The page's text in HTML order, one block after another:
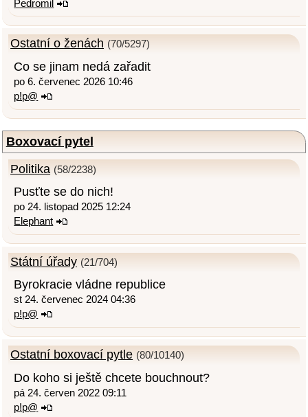
Pedromil
Ostatní o ženách (70/5297)
Co se jinam nedá zařadit
po 6. červenec 2026 10:46
p!p@
Boxovací pytel
Politika (58/2238)
Pusťte se do nich!
po 24. listopad 2025 12:24
Elephant
Státní úřady (21/704)
Byrokracie vládne republice
st 24. červenec 2024 04:36
p!p@
Ostatní boxovací pytle (80/10140)
Do koho si ještě chcete bouchnout?
pá 24. červen 2022 09:11
p!p@